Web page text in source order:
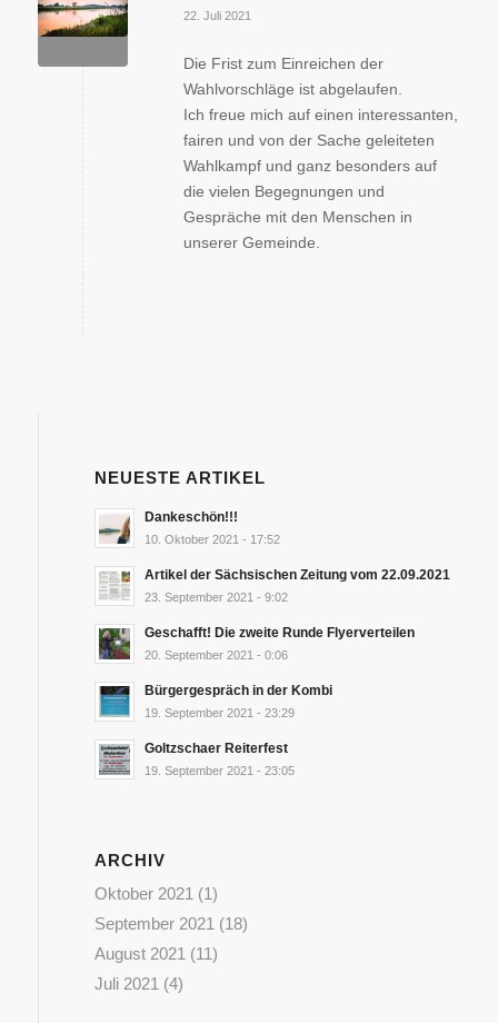
22. Juli 2021
Die Frist zum Einreichen der
Wahlvorschläge ist abgelaufen.
Ich freue mich auf einen interessanten,
fairen und von der Sache geleiteten
Wahlkampf und ganz besonders auf
die vielen Begegnungen und
Gespräche mit den Menschen in
unserer Gemeinde.
NEUESTE ARTIKEL
Dankeschön!!!
10. Oktober 2021 - 17:52
Artikel der Sächsischen Zeitung vom 22.09.2021
23. September 2021 - 9:02
Geschafft! Die zweite Runde Flyerverteilen
20. September 2021 - 0:06
Bürgergespräch in der Kombi
19. September 2021 - 23:29
Goltzschaer Reiterfest
19. September 2021 - 23:05
ARCHIV
Oktober 2021 (1)
September 2021 (18)
August 2021 (11)
Juli 2021 (4)